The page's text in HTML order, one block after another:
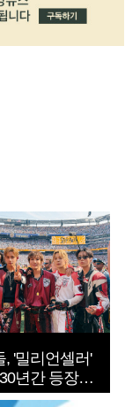
, '밀리언셀러'
년간 등장
수조사